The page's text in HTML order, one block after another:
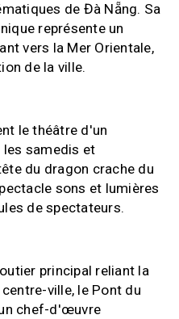
de Đà Nẵng. Sa
représente un
vers la Mer Orientale,
de la ville.
le théâtre d'un
les samedis et
du dragon crache du
sons et lumières
de spectateurs.
principal reliant la
ville, le Pont du
chef-d'œuvre